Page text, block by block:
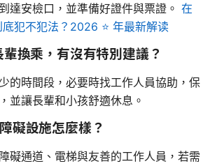
達安檢口，並準備好證件與票證。 在
犯不犯法？2026 ⭐ 年最新解读
換乘，有沒有特別建議？
的時間段，必要時找工作人員協助，保
並讓長輩和小孩舒適休息。
礙設施怎麼樣？
礙通道、電梯與友善的工作人員，若需